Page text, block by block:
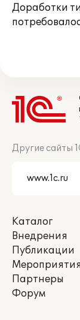
Доработки
Другие сайты
Каталог
Внедрения
Публикации
Мероприятия
Партнеры
Форум